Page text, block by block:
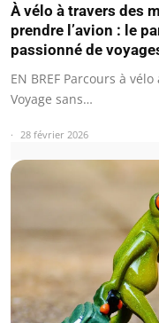
À vélo à travers des
prendre l’avion : le
passionné de
EN BREF Parcours à
Voyage sans…
28 février 2026